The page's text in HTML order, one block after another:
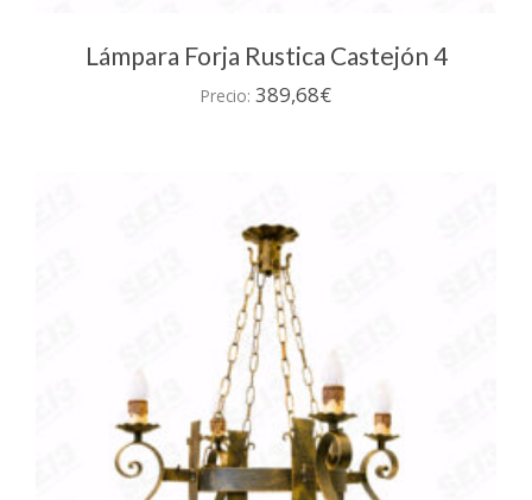
Lámpara Forja Rustica Castejón 4
Precio: 389,68€